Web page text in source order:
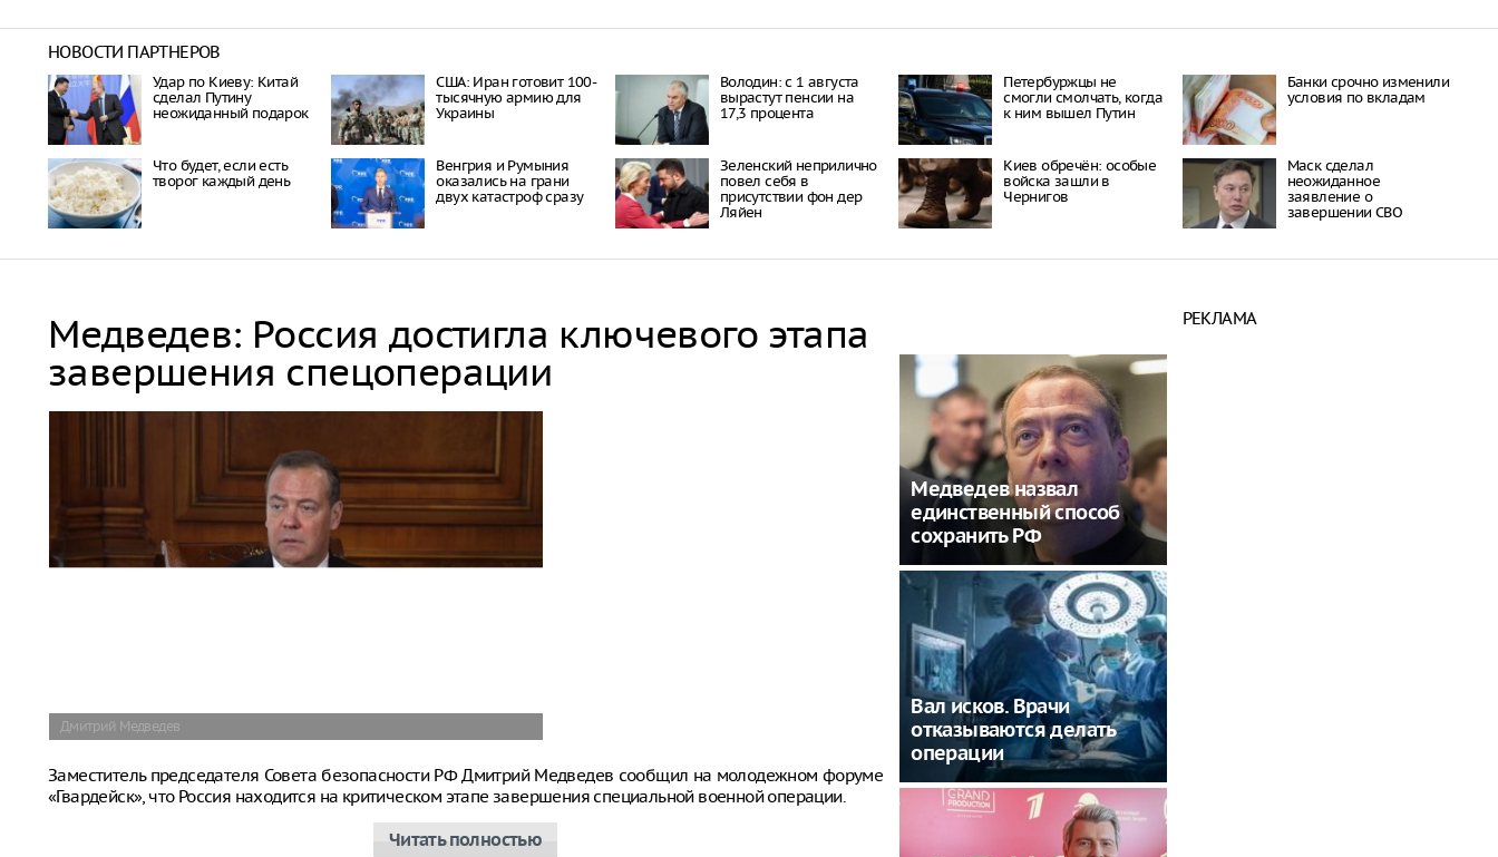
НОВОСТИ ПАРТНЕРОВ
Удар по Киеву: Китай
сделал Путину
неожиданный подарок
США: Иран готовит 100-
тысячную армию для
Украины
Володин: с 1 августа
вырастут пенсии на
17,3 процента
Петербуржцы не
смогли смолчать, когда
к ним вышел Путин
Банки срочно изменили
условия по вкладам
Что будет, если есть
творог каждый день
Венгрия и Румыния
оказались на грани
двух катастроф сразу
Зеленский неприлично
повел cебя в
присутствии фон дер
Ляйен
Киев обречён: особые
войска зашли в
Чернигов
Маск сделал
неожиданное
заявление о
завершении СВО
Медведев: Россия достигла ключевого этапа
завершения спецоперации
Дмитрий Медведев
Заместитель председателя Совета безопасности РФ Дмитрий Медведев сообщил на молодежном форуме
«Гвардейск», что Россия находится на критическом этапе завершения специальной военной операции.
Читать полностью
Медведев назвал
единственный способ
сохранить РФ
Вал исков. Врачи
отказываются делать
операции
РЕКЛАМА